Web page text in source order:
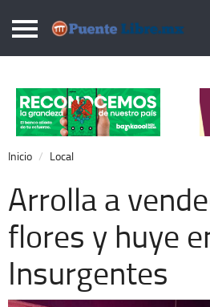
Puentelibre.mx
Local
Nacional
Opinión
Cronos
Economía
Espectáculos
Inicio Local
Arrolla a
flores y huye
Insurgentes